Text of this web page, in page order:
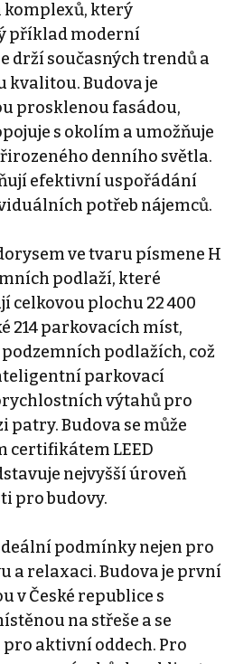
který
příklad moderní
drží současných trendů a
kvalitou. Budova je
prosklenou fasádou,
s okolím a umožňuje
denního světla.
efektivní uspořádání
potřeb nájemců.
ve tvaru písmene H
podlaží, které
celkovou plochu 22 400
214 parkovacích míst,
podlažích, což
parkovací
výtahů pro
patry. Budova se může
certifikátem LEED
nejvyšší úroveň
pro budovy.
podmínky nejen pro
a relaxaci. Budova je první
v České republice s
na střeše a se
aktivní oddech. Pro